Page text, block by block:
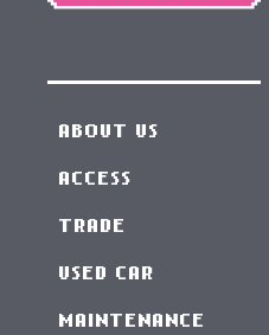
ABOUT US
ACCESS
TRADE
USED CAR
MAINTENANCE